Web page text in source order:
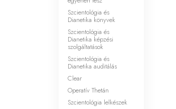
Szcientológia és
Dianetika könyvek
Szcientológia és
Dianetika képzési
szolgáltatások
Szcientológia és
Dianetika auditálás
Clear
Operatív Thetán
Szcientológia lelkészek